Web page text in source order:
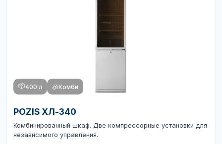
📦400 л 🧊Комби
POZIS ХЛ-340
Комбинированный шкаф. Две компрессорные установки для
независимого управления.